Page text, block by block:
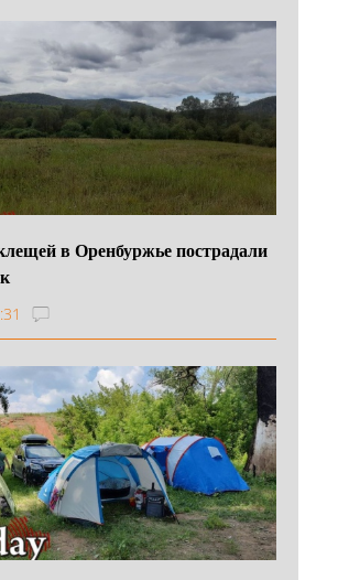
в Оренбуржье пострадали